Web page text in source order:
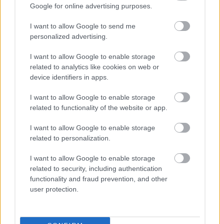
Google for online advertising purposes.
I want to allow Google to send me
personalized advertising.
I want to allow Google to enable storage
related to analytics like cookies on web or
device identifiers in apps.
I want to allow Google to enable storage
related to functionality of the website or app.
I want to allow Google to enable storage
related to personalization.
I want to allow Google to enable storage
related to security, including authentication
functionality and fraud prevention, and other
user protection.
SZAVAKKAL FESTENI
A bejegyzés trackback címe:
https://kulturpart.hu/api/trackback/id/7880222
Kommentek:
vonatkozó jogszabályok
értelmében felhasználói tartalomnak
üzemeltetője semmilyen felelősséget
nem vállal, azokat nem ellenőrzi. Kifogás esetén forduljon a blog szerkesztőjéhez.
Felhasználási feltételekben